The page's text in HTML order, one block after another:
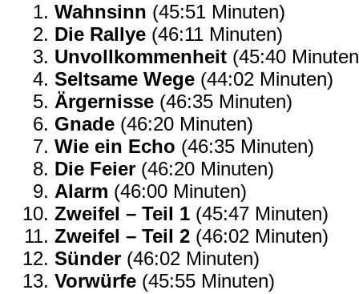
Wahnsinn (45:51 Minuten)
Die Rallye (46:11 Minuten)
Unvollkommenheit (45:40
Seltsame Wege (44:02 Minuten)
Ärgernisse (46:35 Minuten)
Gnade (46:20 Minuten)
Wie ein Echo (46:35 Minuten)
Die Feier (46:20 Minuten)
Alarm (46:00 Minuten)
Zweifel – Teil 1 (45:47 Minuten)
Zweifel – Teil 2 (46:02 Minuten)
Sünder (46:02 Minuten)
Vorwürfe (45:55 Minuten)